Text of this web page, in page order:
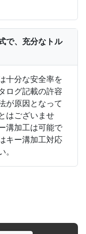
で、充分なトル
十分な安全率を
ログ記載の許容
が原因となって
はございませ
溝加工は可能で
キー溝加工対応
。